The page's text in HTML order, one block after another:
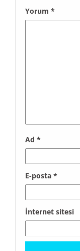
Yorum *
Ad *
E-posta *
İnternet sitesi